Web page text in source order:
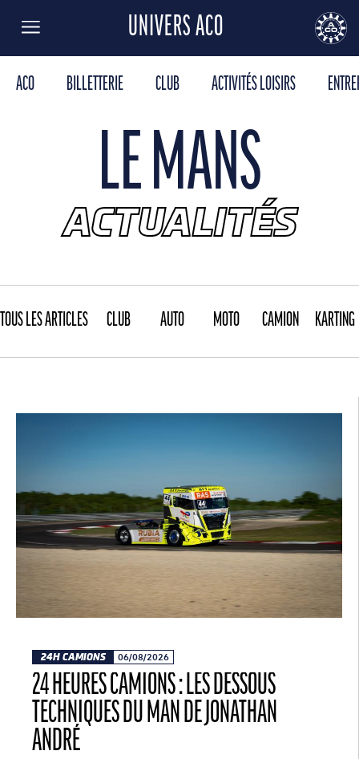
ACO BILLETTERIE CLUB ACTIVITÉS LOISIRS
Menu UNIVERS ACO
AUTOMOBILE CLUB DE L'OUEST 24
LE MANS
ACTUALITÉS
TOUS LES ARTICLES CLUB AUTO MOTO CAMION KARTING
24H CAMIONS 06/08/2026
24 HEURES CAMIONS : LES DESSOUS
TECHNIQUES DU MAN DE JONATHAN
ANDRÉ